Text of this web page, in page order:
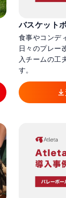
バスケット
食事やコンデ
日々のプレー
入チームの工
す。